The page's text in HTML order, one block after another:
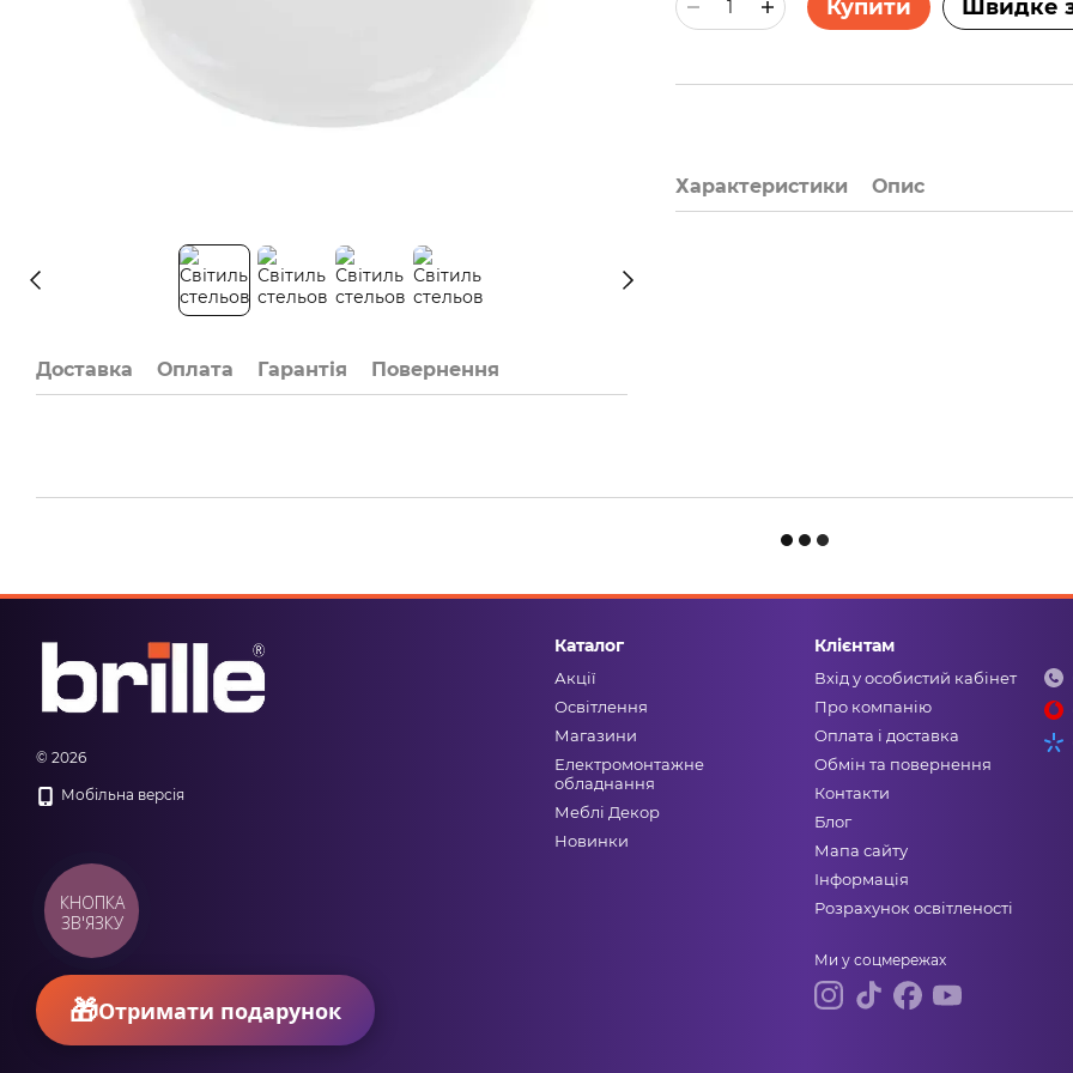
Доставка Оплата Гарантія Повернення
Купити Швидке
Характеристики Опис
© 2026
Мобільна версія
Каталог
Акції
Освітлення
Магазини
Електромонтажне
обладнання
Меблі Декор
Новинки
Клієнтам
Вхід у особистий кабінет
Про компанію
Оплата і доставка
Обмін та повернення
Контакти
Блог
Мапа сайту
Інформація
Розрахунок освітленості
Ми у соцмережах
КНОПКА
ЗВ'ЯЗКУ
Отримати подарунок